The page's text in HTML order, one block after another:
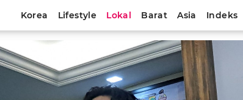
Korea Lifestyle Lokal Barat Asia Indeks